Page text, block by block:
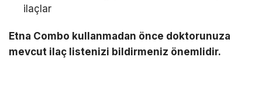
ilaçlar
Etna Combo kullanmadan önce doktorunuza
mevcut ilaç listenizi bildirmeniz önemlidir.